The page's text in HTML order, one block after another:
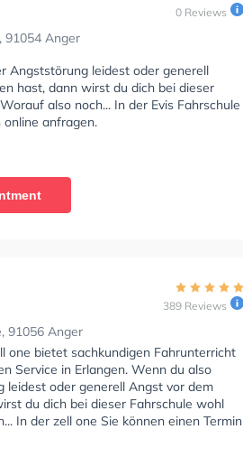
91054 Anger
0 Reviews
Angststörung leidest oder generell
hast, dann wirst du dich bei dieser
also noch... In der Evis Fahrschule
online anfragen.
91056 Anger
389 Reviews
one bietet sachkundigen Fahrunterricht
Service in Erlangen. Wenn du also
leidest oder generell Angst vor dem
du dich bei dieser Fahrschule wohl
In der zell one Sie können einen Termin